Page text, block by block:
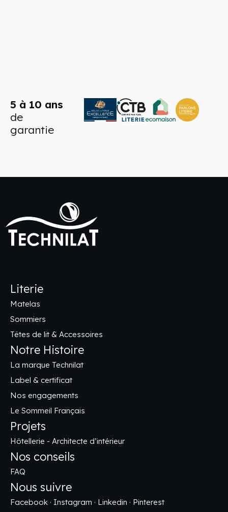
5 à 10 ans
de
garantie
Literie
Matelas
Sommiers
Têtes de lit & Accessoires
Notre Histoire
La marque Technilat
Label & certificat
Nos engagements
Le Sommeil Français
Projets
Hôtellerie - Architecte d’intérieur
Nos conseils
FAQ
Nous suivre
Facebook · Instagram · Linkedin · Pinterest